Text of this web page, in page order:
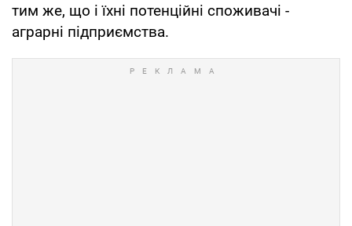
тим же, що і їхні потенційні споживачі -
аграрні підприємства.